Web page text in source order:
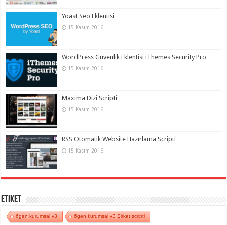
Yoast Seo Eklentisi
15 Kasım 2016
WordPress Güvenlik Eklentisi iThemes Security Pro
15 Kasım 2016
Maxima Dizi Scripti
15 Kasım 2016
RSS Otomatik Website Hazırlama Scripti
15 Kasım 2016
Etiket
6gen kurumsal v3 6gen kurumsal v3 Şirket scripti